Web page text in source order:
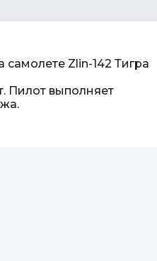
Zlin-142 Тигра
Пилот выполняет